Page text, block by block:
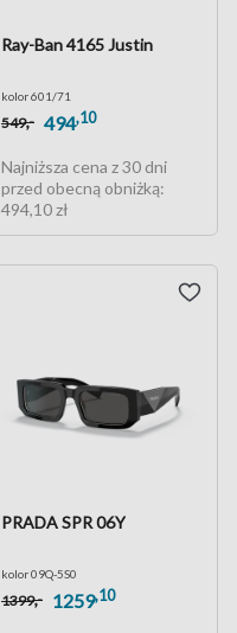
Ray-Ban 4165 Justin
kolor 601/71
549,- 494,10
Najniższa cena z 30 dni
przed obecną obniżką:
494,10 zł
PRADA SPR 06Y
kolor 09Q-5S0
1399,- 1259,10